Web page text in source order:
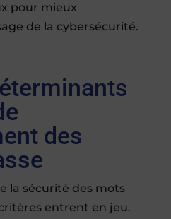
pour mieux
de la cybersécurité.
des
la sécurité des mots
entrent en jeu.